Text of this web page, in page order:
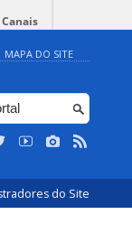
Canais
MAPA DO SITE
do Site